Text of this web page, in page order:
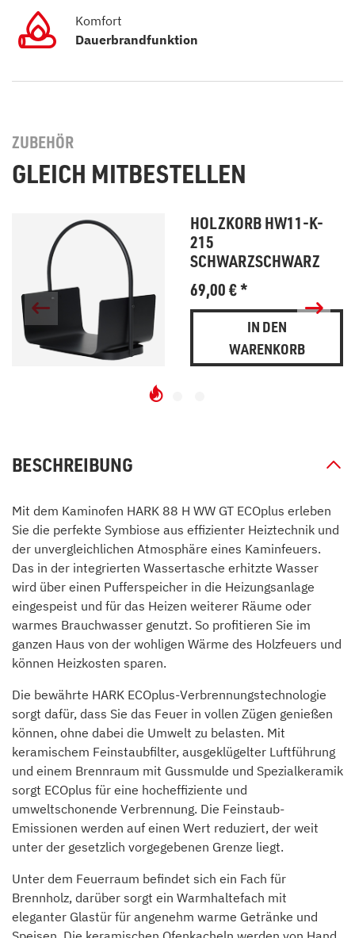
Komfort
Dauerbrandfunktion
ZUBEHÖR
GLEICH MITBESTELLEN
HOLZKORB HW11-K-
215
SCHWARZSCHWARZ
69,00€*
IN DEN
WARENKORB
BESCHREIBUNG
Mit dem Kaminofen HARK 88 H WW GT ECOplus erleben
Sie die perfekte Symbiose aus effizienter Heiztechnik und
der unvergleichlichen Atmosphäre eines Kaminfeuers.
Das in der integrierten Wassertasche erhitzte Wasser
wird über einen Pufferspeicher in die Heizungsanlage
eingespeist und für das Heizen weiterer Räume oder
warmes Brauchwasser genutzt. So profitieren Sie im
ganzen Haus von der wohligen Wärme des Holzfeuers und
können Heizkosten sparen.
Die bewährte HARK ECOplus-Verbrennungstechnologie
sorgt dafür, dass Sie das Feuer in vollen Zügen genießen
können, ohne dabei die Umwelt zu belasten. Mit
keramischem Feinstaubfilter, ausgeklügelter Luftführung
und einem Brennraum mit Gussmulde und Spezialkeramik
sorgt ECOplus für eine hocheffiziente und
umweltschonende Verbrennung. Die Feinstaub-
Emissionen werden auf einen Wert reduziert, der weit
unter der gesetzlich vorgegebenen Grenze liegt.
Unter dem Feuerraum befindet sich ein Fach für
Brennholz, darüber sorgt ein Warmhaltefach mit
eleganter Glastür für angenehm warme Getränke und